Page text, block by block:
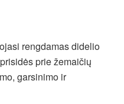
rengdamas didelio
prie žemaičių
garsinimo ir